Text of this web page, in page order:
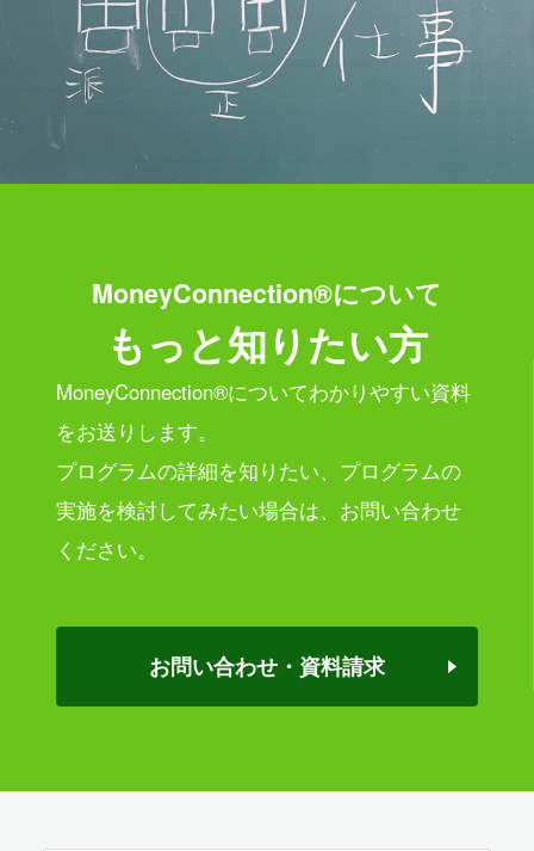
MoneyConnection®について
もっと知りたい方
MoneyConnection®についてわかりやすい資料
をお送りします。
プログラムの詳細を知りたい、プログラムの
実施を検討してみたい場合は、 お問い合わせ
ください。
お問い合わせ・資料請求